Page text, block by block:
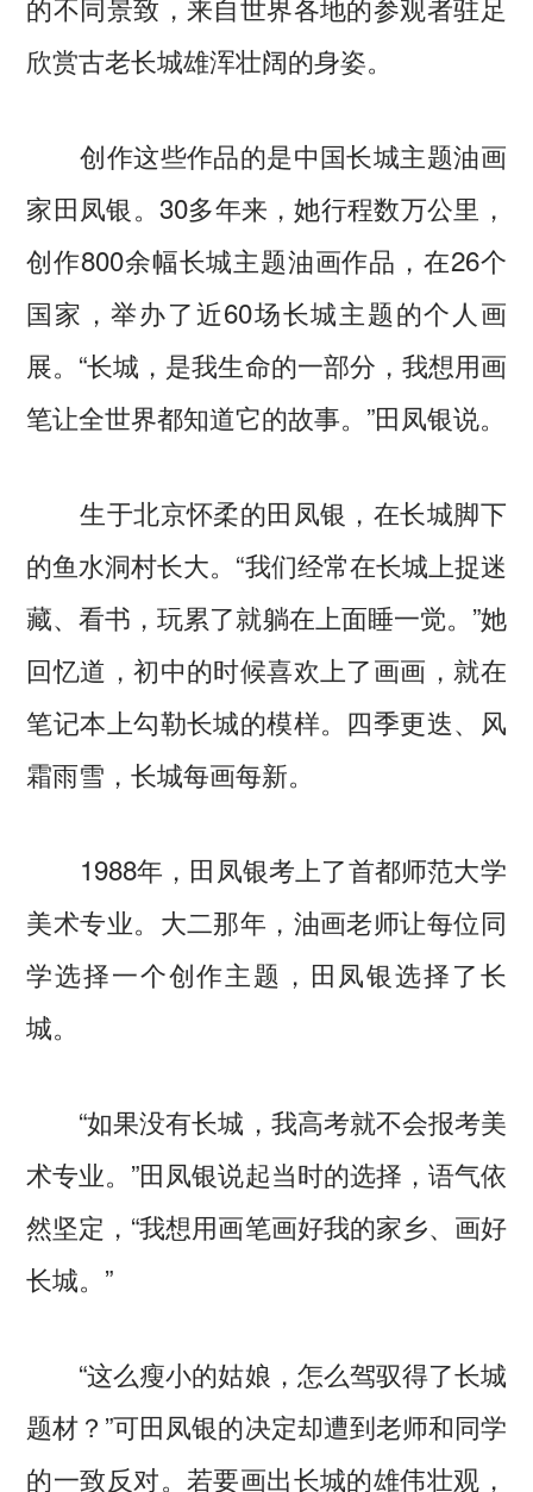
的不同景致，来自世界各地的参观者驻足
欣赏古老长城雄浑壮阔的身姿。
创作这些作品的是中国长城主题油画
家田凤银。30多年来，她行程数万公里，
创作800余幅长城主题油画作品，在26个
国家，举办了近60场长城主题的个人画
展。“长城，是我生命的一部分，我想用画
笔让全世界都知道它的故事。”田凤银说。
生于北京怀柔的田凤银，在长城脚下
的鱼水洞村长大。“我们经常在长城上捉迷
藏、看书，玩累了就躺在上面睡一觉。”她
回忆道，初中的时候喜欢上了画画，就在
笔记本上勾勒长城的模样。四季更迭、风
霜雨雪，长城每画每新。
1988年，田凤银考上了首都师范大学
美术专业。大二那年，油画老师让每位同
学选择一个创作主题，田凤银选择了长
城。
“如果没有长城，我高考就不会报考美
术专业。”田凤银说起当时的选择，语气依
然坚定，“我想用画笔画好我的家乡、画好
长城。”
“这么瘦小的姑娘，怎么驾驭得了长城
题材？”可田凤银的决定却遭到老师和同学
的一致反对。若要画出长城的雄伟壮观，